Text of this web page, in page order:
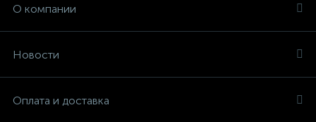
О компании
Новости
Оплата и доставка